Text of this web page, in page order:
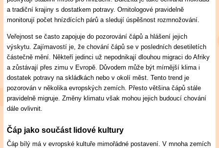
a tradiční krajiny s dostatkem potravy. Ornitologové pravidelně
monitorují počet hnízdících párů a sledují úspěšnost rozmnožování.
Veřejnost se často zapojuje do pozorování čápů a hlášení jejich
výskytu. Zajímavostí je, že chování čápů se v posledních desetiletích
částečně mění. Někteří jedinci už nepodnikají dlouhou migraci do Afriky
a zůstávají přes zimu v Evropě. Důvodem může být mírnější klima i
dostatek potravy na skládkách nebo v okolí měst. Tento trend je
pozorován v několika evropských zemích. Přesto většina čápů stále
pravidelně migruje. Změny klimatu však mohou jejich budoucí chování
dále ovlivnit.
Čáp jako součást lidové kultury
Čáp bílý má v evropské kultuře mimořádné postavení. V mnoha zemích